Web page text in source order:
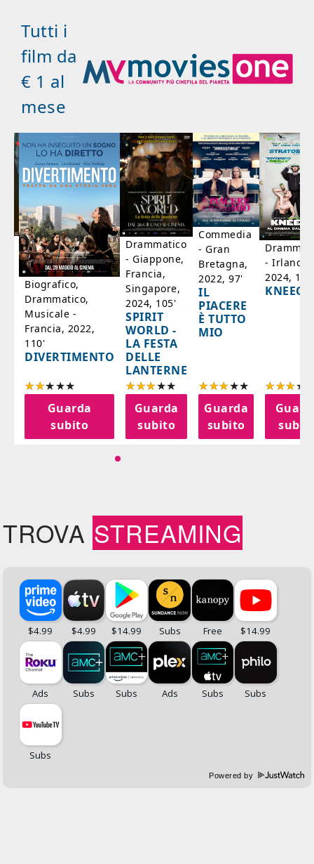
Tutti i
film da
€ 1 al
mese
Biografico,
Drammatico,
Musicale -
Francia, 2022,
110'
DIVERTIMENTO
Guarda
subito
Drammatico
- Giappone,
Francia,
Singapore,
2024, 105'
SPIRIT
WORLD -
LA FESTA
DELLE
LANTERNE
Guarda
subito
Commedia
- Gran
Bretagna,
2022, 97'
IL
PIACERE
È TUTTO
MIO
Guarda
subito
- Irlanda,
2024,
TROVA STREAMING
Powered by